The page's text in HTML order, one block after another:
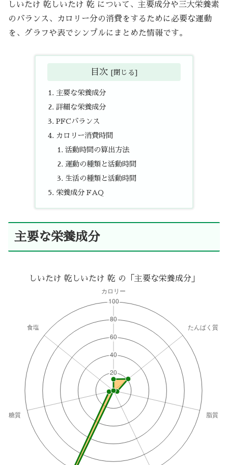
しいたけ 乾しいたけ 乾 について、主要成分や三大栄養素
のバランス、カロリー分の消費をするために必要な運動
を、グラフや表でシンプルにまとめた情報です。
目次
主要な栄養成分
詳細な栄養成分
PFCバランス
カロリー消費時間
活動時間の算出方法
運動の種類と活動時間
生活の種類と活動時間
栄養成分 FAQ
主要な栄養成分
しいたけ 乾しいたけ 乾 の「主要な栄養成分」